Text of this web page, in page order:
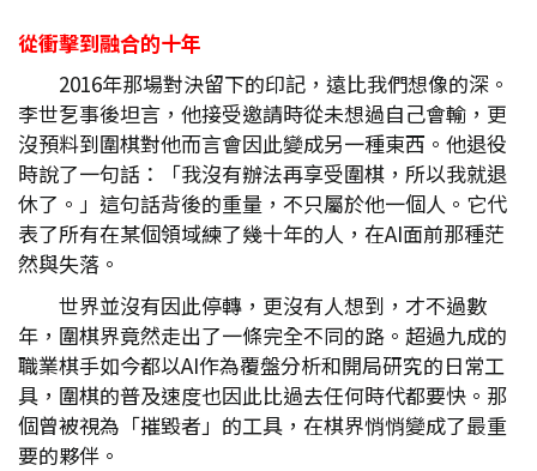
從衝擊到融合的十年
2016年那場對決留下的印記，遠比我們想像的深。
李世乭事後坦言，他接受邀請時從未想過自己會輸，更
沒預料到圍棋對他而言會因此變成另一種東西。他退役
時說了一句話：「我沒有辦法再享受圍棋，所以我就退
休了。」這句話背後的重量，不只屬於他一個人。它代
表了所有在某個領域練了幾十年的人，在AI面前那種茫
然與失落。
世界並沒有因此停轉，更沒有人想到，才不過數
年，圍棋界竟然走出了一條完全不同的路。超過九成的
職業棋手如今都以AI作為覆盤分析和開局研究的日常工
具，圍棋的普及速度也因此比過去任何時代都要快。那
個曾被視為「摧毀者」的工具，在棋界悄悄變成了最重
要的夥伴。